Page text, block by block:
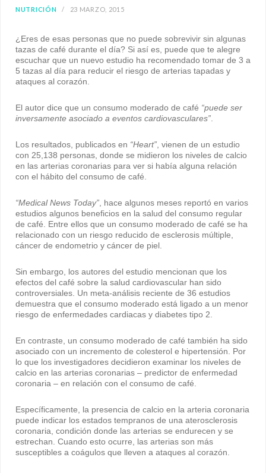
NUTRICIÓN 23 MARZO, 2015
¿Eres de esas personas que no puede sobrevivir sin algunas
tazas de café durante el día? Si así es, puede que te alegre
escuchar que un nuevo estudio ha recomendado tomar de 3 a
5 tazas al día para reducir el riesgo de arterias tapadas y
ataques al corazón.
El autor dice que un consumo moderado de café “puede ser
inversamente asociado a eventos cardiovasculares”.
Los resultados, publicados en “Heart”, vienen de un estudio
con 25,138 personas, donde se midieron los niveles de calcio
en las arterias coronarias para ver si había alguna relación
con el hábito del consumo de café.
“Medical News Today”, hace algunos meses reportó en varios
estudios algunos beneficios en la salud del consumo regular
de café. Entre ellos que un consumo moderado de café se ha
relacionado con un riesgo reducido de esclerosis múltiple,
cáncer de endometrio y cáncer de piel.
Sin embargo, los autores del estudio mencionan que los
efectos del café sobre la salud cardiovascular han sido
controversiales. Un meta-análisis reciente de 36 estudios
demuestra que el consumo moderado está ligado a un menor
riesgo de enfermedades cardiacas y diabetes tipo 2.
En contraste, un consumo moderado de café también ha sido
asociado con un incremento de colesterol e hipertensión. Por
lo que los investigadores decidieron examinar los niveles de
calcio en las arterias coronarias – predictor de enfermedad
coronaria – en relación con el consumo de café.
Específicamente, la presencia de calcio en la arteria coronaria
puede indicar los estados tempranos de una aterosclerosis
coronaria, condición donde las arterias se endurecen y se
estrechan. Cuando esto ocurre, las arterias son más
susceptibles a coágulos que lleven a ataques al corazón.